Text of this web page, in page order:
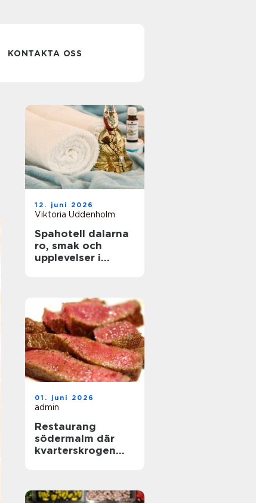
KONTAKTA OSS
12. juni 2026
Viktoria Uddenholm
Spahotell dalarna
ro, smak och
upplevelser i
01. juni 2026
admin
Restaurang
södermalm där
kvarterskrogen